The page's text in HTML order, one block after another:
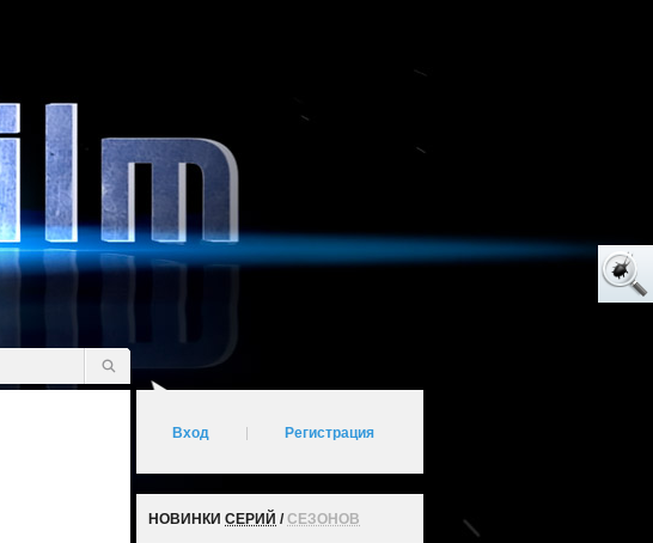
Вход Регистрация
НОВИНКИ СЕРИЙ /СЕЗОНОВ